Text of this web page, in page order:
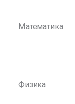
Математика
Физика